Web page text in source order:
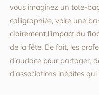
vous imaginez un tote-
calligraphiée, voire une
clairement l’impact du
de la fête. De fait, les
d’audace pour partager,
d’associations inédites